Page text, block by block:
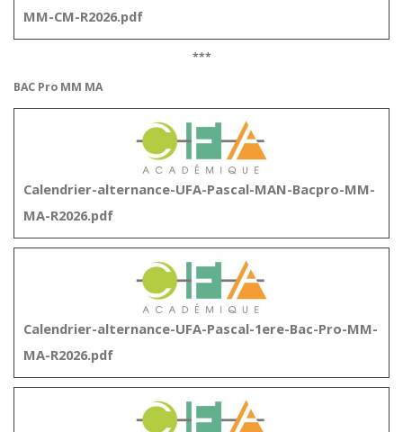
MM-CM-R2026.pdf
***
BAC Pro MM MA
Calendrier-alternance-UFA-Pascal-MAN-Bacpro-MM-
MA-R2026.pdf
Calendrier-alternance-UFA-Pascal-1ere-Bac-Pro-MM-
MA-R2026.pdf